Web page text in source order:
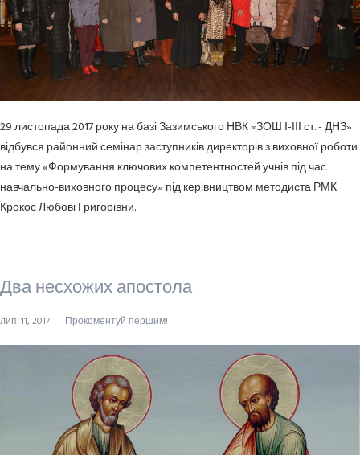
29 листопада 2017 року на базі Зазимського НВК «ЗОШ І-ІІІ ст. - ДНЗ»
відбувся районний семінар заступників директорів з виховної роботи
на тему «Формування ключових компетентностей учнів під час
навчально-виховного процесу» під керівництвом методиста РМК
Крокос Любові Григорівни.
Два несхожих апостола
лип. 11, 2017 Прокоментуй першим!